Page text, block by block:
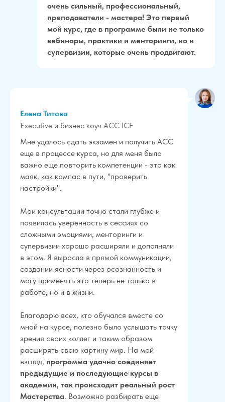
очень сильный, профессиональный,
преподаватели - мастера! Это первый
мой курс, где в программе были не только
вебинары, практики и менторинги, но и
супервизии, которые очень продвигают.
Елена Титова
Executive и бизнес коуч ACC ICF
Мне удалось сдать экзамен и получить ACC
еще в процессе курса, но для меня было
важно еще повторить компетенции - это как
маяк, как компас в пути, "проверить
настройки".
Мои консультации точно стали глубже и
появилась уверенность в сессиях со
сложными эмоциями, менторинги и
супервизии хорошо расширяли и дополняли
в этом. Я выросла в прямой коммуникации,
создании ясности через осознанность и
могу применять это теперь не только в
работе, но и в жизни.
Благодарю всех, кто обучался вместе со
мной на курсе, полезно было услышать точку
зрения своих коллег и таким образом
расширять свою картину мир. На мой
взгляд, программа удачно соединяет
предыдущие и последующие курсы в
академии, так происходит реальный рост
Мастерства. Возможно разбирать еще